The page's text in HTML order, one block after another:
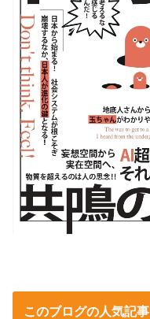
このブログの人気記事